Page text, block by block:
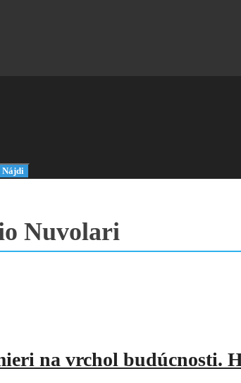
Nuvolari
na vrchol budúcnosti.